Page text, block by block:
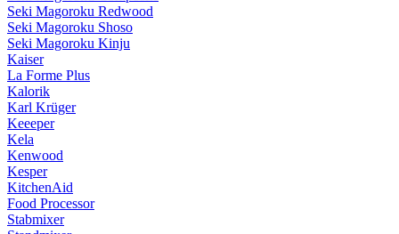
Seki Magoroku Redwood
Seki Magoroku Shoso
Seki Magoroku Kinju
Kaiser
La Forme Plus
Kalorik
Karl Krüger
Keeeper
Kela
Kenwood
Kesper
KitchenAid
Food Processor
Stabmixer